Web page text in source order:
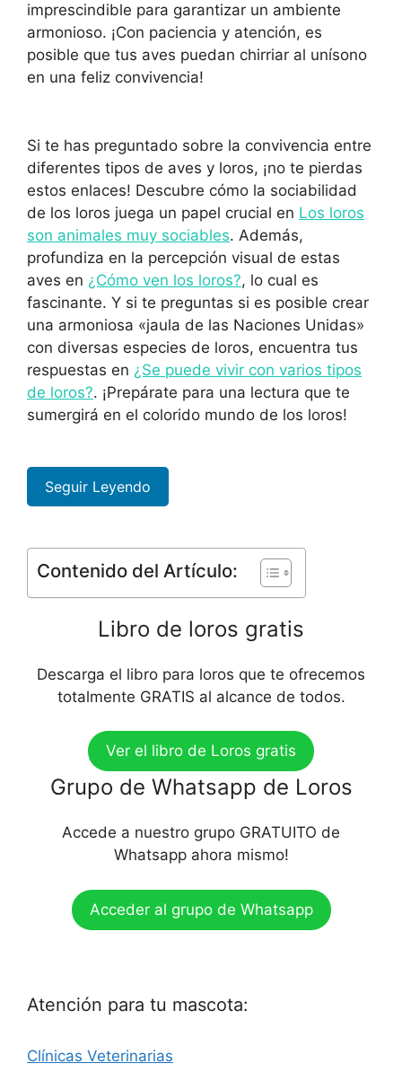
imprescindible para garantizar un ambiente
armonioso. ¡Con paciencia y atención, es
posible que tus aves puedan chirriar al unísono
en una feliz convivencia!
Si te has preguntado sobre la convivencia entre
diferentes tipos de aves y loros, ¡no te pierdas
estos enlaces! Descubre cómo la sociabilidad
de los loros juega un papel crucial en Los loros
son animales muy sociables. Además,
profundiza en la percepción visual de estas
aves en ¿Cómo ven los loros?, lo cual es
fascinante. Y si te preguntas si es posible crear
una armoniosa «jaula de las Naciones Unidas»
con diversas especies de loros, encuentra tus
respuestas en ¿Se puede vivir con varios tipos
de loros?. ¡Prepárate para una lectura que te
sumergirá en el colorido mundo de los loros!
Seguir Leyendo
Contenido del Artículo:
Libro de loros gratis
Descarga el libro para loros que te ofrecemos
totalmente GRATIS al alcance de todos.
Ver el libro de Loros gratis
Grupo de Whatsapp de Loros
Accede a nuestro grupo GRATUITO de
Whatsapp ahora mismo!
Acceder al grupo de Whatsapp
Atención para tu mascota:
Clínicas Veterinarias